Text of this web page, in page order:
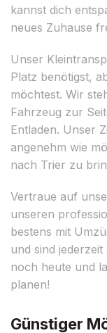
kannst dich
neues Zuhause
Unser
Platz benötigst,
möchtest. Wir
Fahrzeug zur
Entladen. Unser
angenehm wie
nach Trier zu
Vertraue auf
unseren
bestens mit
und sind
noch heute und
planen!
Günstiger